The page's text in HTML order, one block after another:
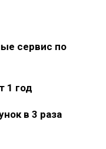
сервис по
1 год
в 3 раза